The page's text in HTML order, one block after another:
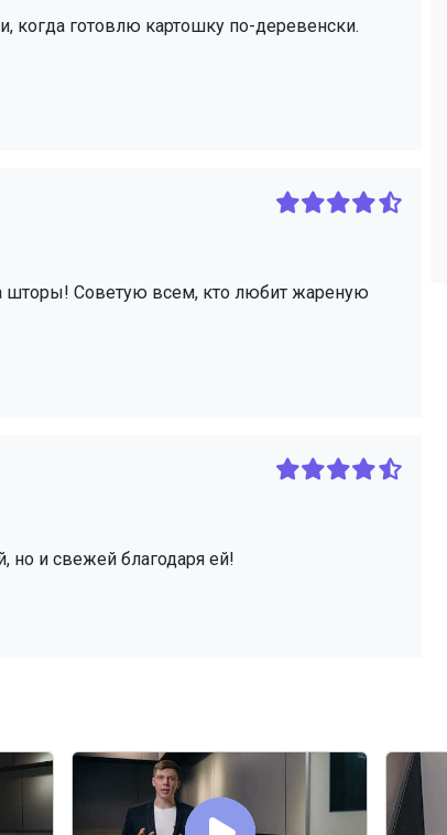
когда готовлю картошку по-деревенски.
шторы! Советую всем, кто любит жареную
но и свежей благодаря ей!